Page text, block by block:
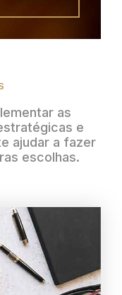
as
e
ajudar a fazer
escolhas.